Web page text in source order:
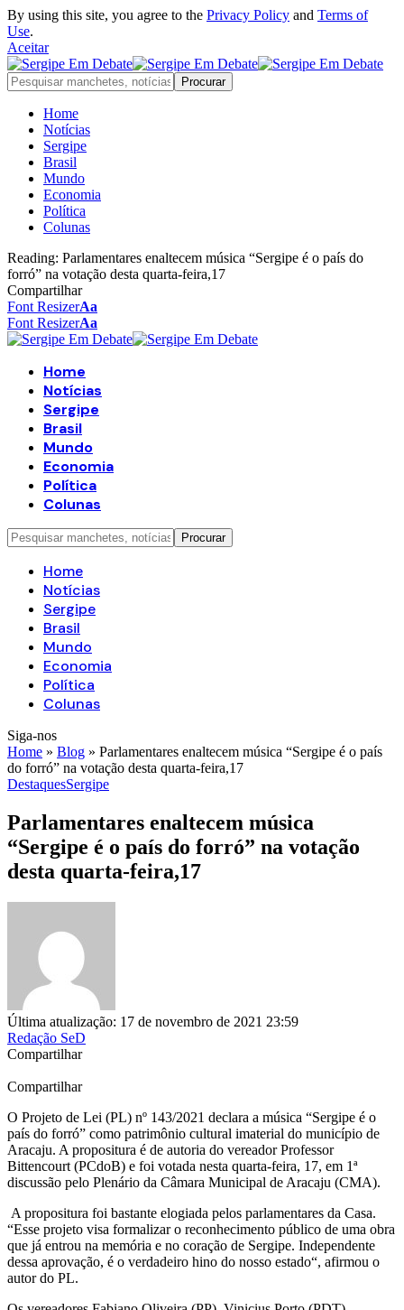
By using this site, you agree to the Privacy Policy and Terms of
Use.
Aceitar
Home
Notícias
Sergipe
Brasil
Mundo
Economia
Política
Colunas
Reading: Parlamentares enaltecem música “Sergipe é o país do
forró” na votação desta quarta-feira,17
Compartilhar
Font ResizerAa
Font ResizerAa
Home
Notícias
Sergipe
Brasil
Mundo
Economia
Política
Colunas
Home
Notícias
Sergipe
Brasil
Mundo
Economia
Política
Colunas
Siga-nos
Home » Blog » Parlamentares enaltecem música “Sergipe é o país
do forró” na votação desta quarta-feira,17
DestaquesSergipe
Parlamentares enaltecem música
“Sergipe é o país do forró” na votação
desta quarta-feira,17
Última atualização: 17 de novembro de 2021 23:59
Redação SeD
Compartilhar
Compartilhar
O Projeto de Lei (PL) nº 143/2021 declara a música “Sergipe é o
país do forró” como patrimônio cultural imaterial do município de
Aracaju. A propositura é de autoria do vereador Professor
Bittencourt (PCdoB) e foi votada nesta quarta-feira, 17, em 1ª
discussão pelo Plenário da Câmara Municipal de Aracaju (CMA).
A propositura foi bastante elogiada pelos parlamentares da Casa.
“Esse projeto visa formalizar o reconhecimento público de uma obra
que já entrou na memória e no coração de Sergipe. Independente
dessa aprovação, é o verdadeiro hino do nosso estado“, afirmou o
autor do PL.